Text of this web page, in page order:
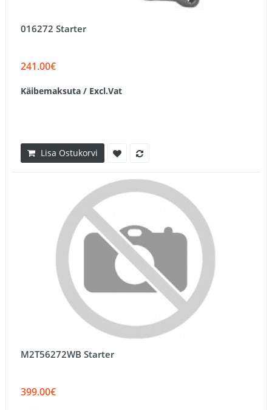
016272 Starter
241.00€
Käibemaksuta / Excl.Vat
Lisa Ostukorvi
M2T56272WB Starter
399.00€